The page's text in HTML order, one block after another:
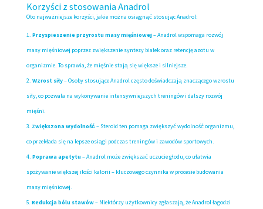
Korzyści z stosowania Anadrol
Oto najważniejsze korzyści, jakie można osiągnąć stosując Anadrol:
Przyspieszenie przyrostu masy mięśniowej– Anadrol wspomaga rozwój
masy mięśniowej poprzez zwiększenie syntezy białek oraz retencję azotu w
organizmie. To sprawia, że mięśnie stają się większe i silniejsze.
Wzrost siły– Osoby stosujące Anadrol często doświadczają znaczącego wzrostu
siły, co pozwala na wykonywanie intensywniejszych treningów i dalszy rozwój
mięśni.
Zwiększona wydolność – Steroid ten pomaga zwiększyć wydolność organizmu,
co przekłada się na lepsze osiągi podczas treningów i zawodów sportowych.
Poprawa apetytu– Anadrol może zwiększać uczucie głodu, co ułatwia
spożywanie większej ilości kalorii – kluczowego czynnika w procesie budowania
masy mięśniowej.
Redukcja bólu stawów– Niektórzy użytkownicy zgłaszają, że Anadrol łagodzi